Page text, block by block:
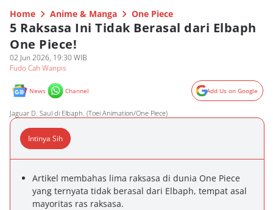
Home Anime & Manga One Piece
5 Raksasa Ini Tidak Berasal dari Elbaph
One Piece!
02 Jun 2026, 19:30 WIB
Fudo Cah Wanpis
News Channel Add Us on Google
Jaguar D. Saul di Elbaph. (Toei Animation/One Piece)
Intinya Sih
Artikel membahas lima raksasa di dunia One Piece
yang ternyata tidak berasal dari Elbaph, tempat asal
mayoritas ras raksasa.